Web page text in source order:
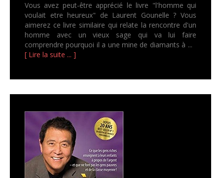
Vous avez peut-être apprécié le livre "l'homme qui
voulait etre heureux" de Laurent Gounelle ? Vous
aimerez ce livre similaire qui relate la rencontre d'un
homme avec un vieux sage qui va lui faire
comprendre pourquoi il a une mine de diamants à ...
[ Lire la suite ... ]